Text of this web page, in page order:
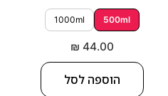
500ml
1000ml
₪ 44.00
הוספה לסל